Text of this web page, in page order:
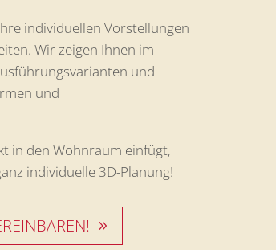
individuellen Vorstellungen
Wir zeigen Ihnen im
und
und
in den Wohnraum einfügt,
individuelle 3D-Planung!